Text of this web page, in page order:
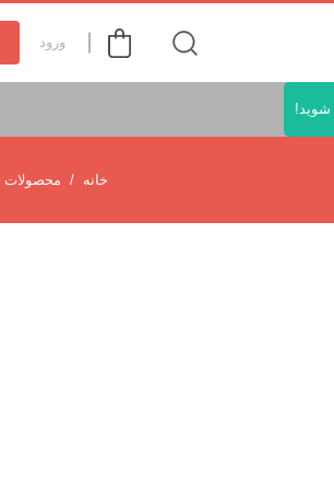
ورود
شوید!
خانه محصولات